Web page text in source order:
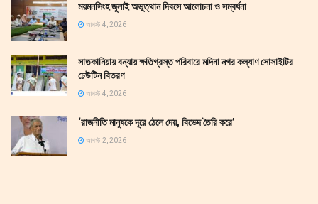
ময়মনসিংহ জুলাই অভুত্থান দিবসে আলোচনা ও সম্বর্ধনা
আগস্ট 4, 2026
সাতকানিয়ায় বন্যায় ক্ষতিগ্রস্ত পরিবারে মদিনা নগর কল্যাণ সোসাইটির
ঢেউটিন বিতরণ
আগস্ট 4, 2026
‘রাজনীতি মানুষকে দূরে ঠেলে দেয়, বিভেদ তৈরি করে’
আগস্ট 2, 2026